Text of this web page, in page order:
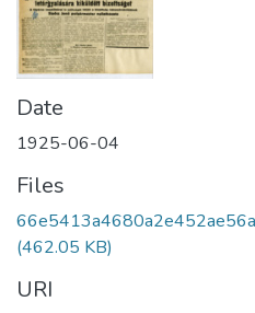
Date
1925-06-04
Files
(462.05 KB)
URI